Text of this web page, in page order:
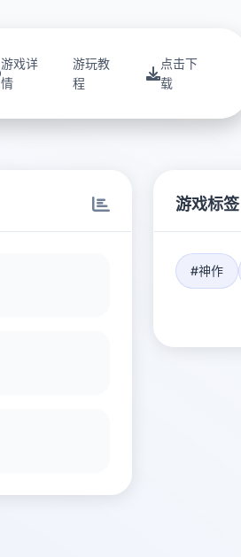
游戏详
情
游玩教
程
点击下
载
游戏标签
#神作